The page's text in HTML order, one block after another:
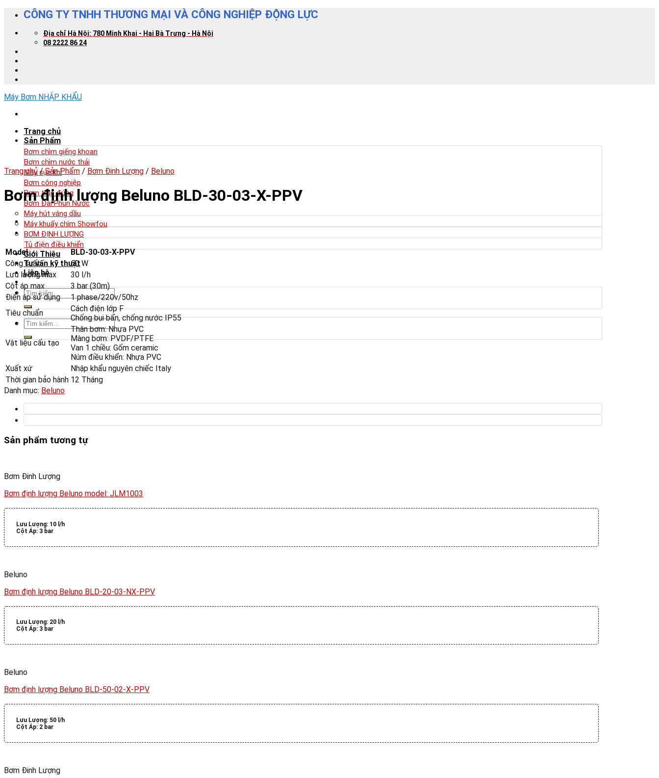
Skip
content
CÔNG TY TNHH THƯƠNG MẠI VÀ CÔNG NGHIỆP ĐỘNG LỰC
Địa chỉ Hà Nội: 780 Minh Khai - Hai Bà Trưng - Hà Nội
08 2222 86 24
Máy Bơm NHẬP KHẨU
Trang chủ
Sản Phẩm
Bơm chìm giếng khoan
Bơm chìm nước thải
Máy sục khí
Bơm công nghiệp
Bơm trục đứng
Bơm Đài Phun Nước
Máy hút váng dầu
Máy khuấy chìm Showfou
BƠM ĐỊNH LƯỢNG
Tủ điện điều khiển
Giới Thiệu
Tư vấn kỹ thuật
Liên hệ
Tìm
kiếm:
Tìm
Trang chủ / Sản Phẩm / Bơm Đinh Lượng / Beluno
Bơm định lượng Beluno BLD-30-03-X-PPV
Model
BLD-30-03-X-PPV
Công suất
60 W
Lưu lượng max
30 l/h
Cột áp max
3 bar (30m)
Điện áp sử dụng
1 phase/220v/50hz
Tiêu chuẩn
Cách điện lớp F
Chống bụi bẩn, chống nước IP55
Vật liệu cấu tạo
Thân bơm: Nhựa PVC
Màng bơm: PVDF/PTFE
Van 1 chiều: Gốm ceramic
Núm điều khiển: Nhựa PVC
Xuất xứ
Nhập khẩu nguyên chiếc Italy
Thời gian bảo hành 12 Tháng
Danh mục: Beluno
Sản phẩm tương tự
Bơm Đinh Lượng
Bơm định lượng Beluno model: JLM1003
Lưu Lượng: 10 l/h
Cột Áp: 3 bar
Beluno
Bơm định lượng Beluno BLD-20-03-NX-PPV
Lưu Lượng: 20 l/h
Cột Áp: 3 bar
Beluno
Bơm định lượng Beluno BLD-50-02-X-PPV
Lưu Lượng: 50 l/h
Cột Áp: 2 bar
Bơm Đinh Lượng